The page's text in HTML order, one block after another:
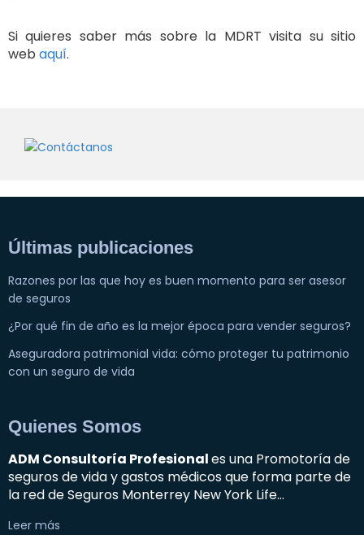
Si quieres saber más sobre la MDRT visita su sitio
web aquí.
Últimas publicaciones
Razones por las que hoy es buen momento para ser asesor
de seguros
¿Por qué fin de año es la mejor época para vender seguros?
Aseguradora patrimonial vida: cómo proteger tu patrimonio
con un seguro de vida
Quienes Somos
ADM Consultoría Profesionales una Promotoría de
seguros de vida y gastos médicos que forma parte de
la red de Seguros Monterrey New York Life…
Leer más